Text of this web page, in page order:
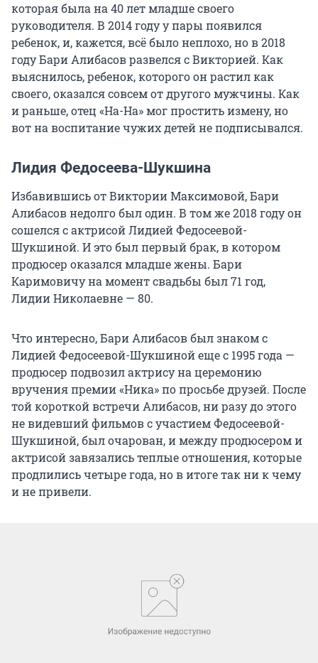
которая была на 40 лет младше своего
руководителя. В 2014 году у пары появился
ребенок, и, кажется, всё было неплохо, но в 2018
году Бари Алибасов развелся с Викторией. Как
выяснилось, ребенок, которого он растил как
своего, оказался совсем от другого мужчины. Как
и раньше, отец «На-На» мог простить измену, но
вот на воспитание чужих детей не подписывался.
Лидия Федосеева-Шукшина
Избавившись от Виктории Максимовой, Бари
Алибасов недолго был один. В том же 2018 году он
сошелся с актрисой Лидией Федосеевой-
Шукшиной. И это был первый брак, в котором
продюсер оказался младше жены. Бари
Каримовичу на момент свадьбы был 71 год,
Лидии Николаевне — 80.
Что интересно, Бари Алибасов был знаком с
Лидией Федосеевой-Шукшиной еще с 1995 года —
продюсер подвозил актрису на церемонию
вручения премии «Ника» по просьбе друзей. После
той короткой встречи Алибасов, ни разу до этого
не видевший фильмов с участием Федосеевой-
Шукшиной, был очарован, и между продюсером и
актрисой завязались теплые отношения, которые
продлились четыре года, но в итоге так ни к чему
и не привели.